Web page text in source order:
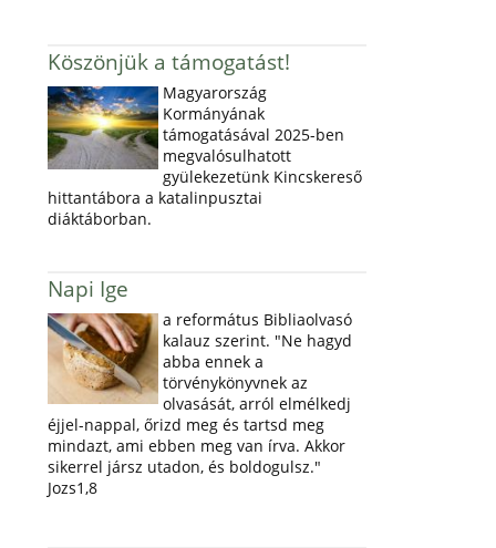
Köszönjük a támogatást!
Magyarország
Kormányának
támogatásával 2025-ben
megvalósulhatott
gyülekezetünk Kincskereső
hittantábora a katalinpusztai
diáktáborban.
Napi Ige
a református Bibliaolvasó
kalauz szerint. "Ne hagyd
abba ennek a
törvénykönyvnek az
olvasását, arról elmélkedj
éjjel-nappal, őrizd meg és tartsd meg
mindazt, ami ebben meg van írva. Akkor
sikerrel jársz utadon, és boldogulsz."
Jozs1,8